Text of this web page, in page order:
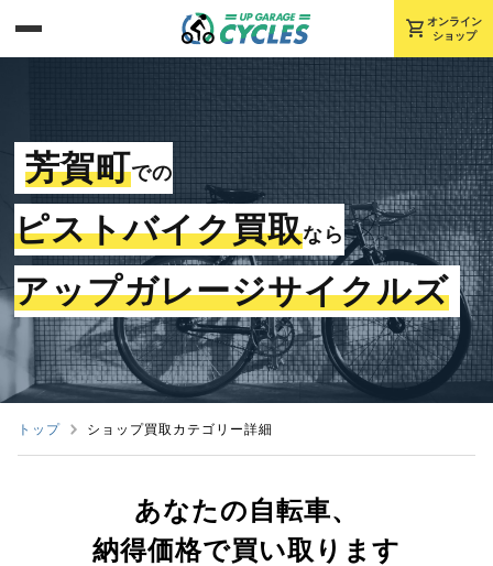
shopping_cart オンライン
ショップ
芳賀町での
ピストバイク買取なら
アップガレージサイクルズ
トップ ショップ買取カテゴリー詳細
あなたの自転車、
納得価格で買い取ります